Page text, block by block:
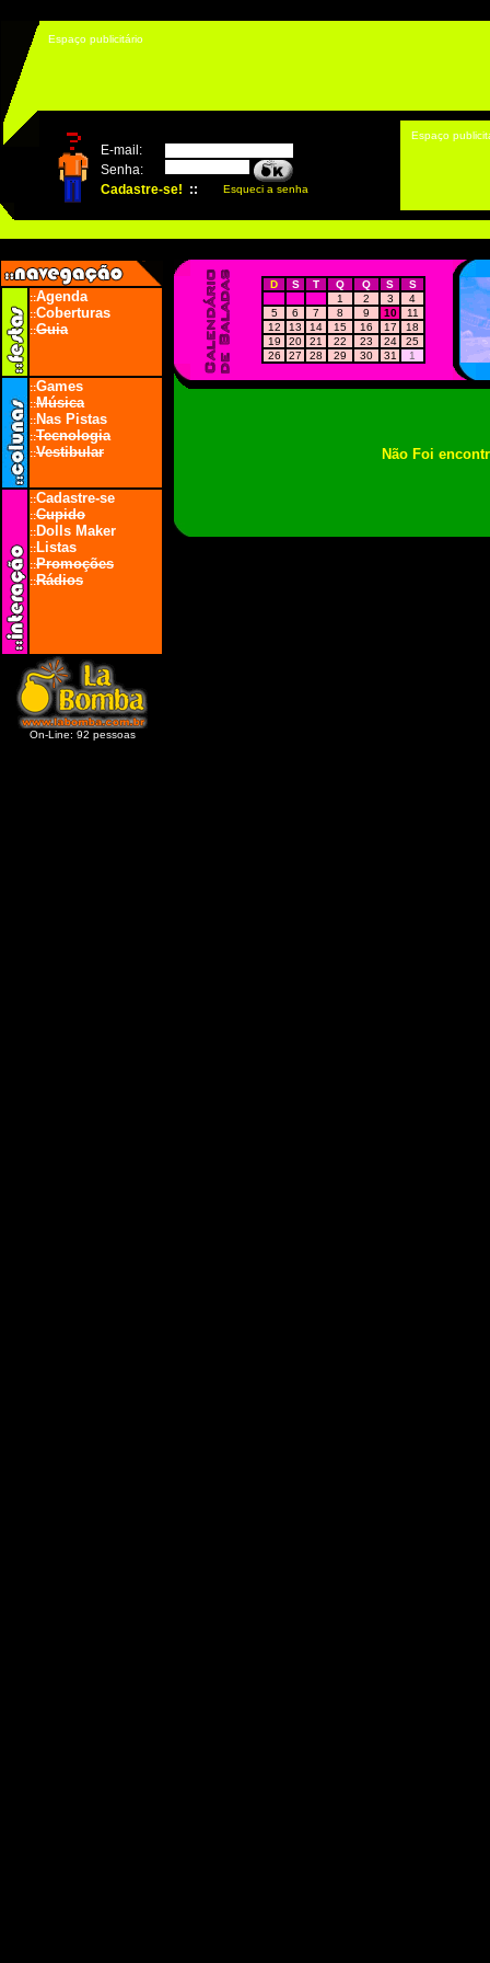
Espaço publicitário
Espaço
::Agenda
::Coberturas
::Guia
::Games
::Música
::Nas Pistas
::Tecnologia
::Vestibular
::Cadastre-se
::Cupido
::Dolls Maker
::Listas
::Promoções
::Rádios
On-Line: 92 pessoas
Não Foi
D S T Q Q S
S
1
2 3
4
5
6 7 8 9 10
11
12
13 14 15 16 17
18
19
20 21 22 23 24
25
26
27 28 29 30 31 1